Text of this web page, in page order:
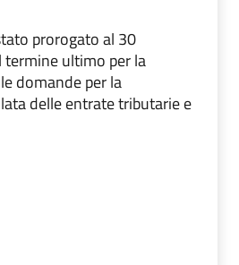
prorogato al 30
ultimo per la
domande per la
delle entrate tributarie e